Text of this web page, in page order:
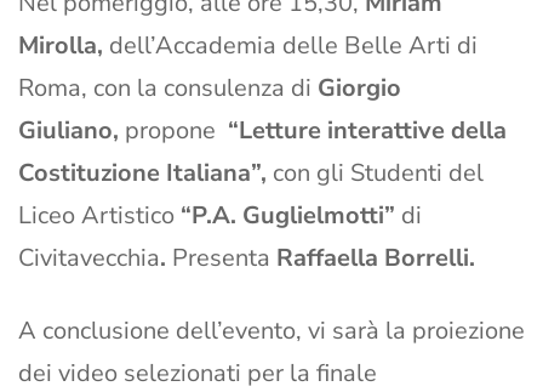
Mirolla, dell’Accademia delle Belle Arti di
Roma, con la consulenza di Giorgio
Giuliano, propone “Letture interattive della
Costituzione Italiana”, con gli Studenti del
Liceo Artistico “P.A. Guglielmotti” di
Civitavecchia. Presenta Raffaella Borrelli.
A conclusione dell’evento, vi sarà la proiezione
dei video selezionati per la finale